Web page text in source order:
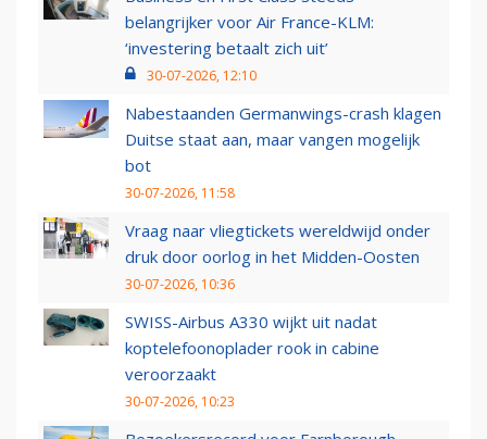
belangrijker voor Air France-KLM:
‘investering betaalt zich uit’
30-07-2026, 12:10
Nabestaanden Germanwings-crash klagen
Duitse staat aan, maar vangen mogelijk
bot
30-07-2026, 11:58
Vraag naar vliegtickets wereldwijd onder
druk door oorlog in het Midden-Oosten
30-07-2026, 10:36
SWISS-Airbus A330 wijkt uit nadat
koptelefoonoplader rook in cabine
veroorzaakt
30-07-2026, 10:23